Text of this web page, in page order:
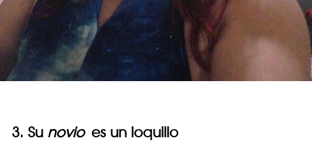
3. Su novio es un loquillo